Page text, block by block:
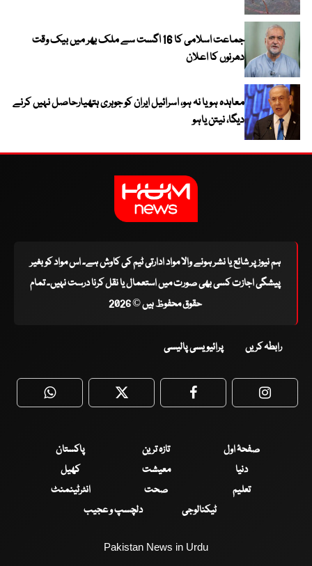
جماعت اسلامی کا 16 اگست سے ملک بھر میں بیک وقت
دھرنوں کا اعلان
معاہدہ ہو یا نہ ہو، اسرائیل ایران کو جوہری ہتھیارحاصل نہیں کرنے
دیگا، نیتن یاہو
ہم نیوز پر شائع یا نشر ہونے والا مواد ادارتی ٹیم کی کاوش ہے۔ اس مواد کو بغیر
پیشگی اجازت کسی بھی صورت میں استعمال یا نقل کرنا درست نہیں۔ تمام
حقوق محفوظ ہیں © 2026
رابطہ کریں پرائیویسی پالیسی
WhatsApp Twitter Facebook
صفحۂ اول تازہ ترین
پاکستان
دنیا
معیشت
کھیل
تعلیم
صحت
انٹرٹینمنٹ
ٹیکنالوجی
دلچسپ و عجیب
Pakistan News in Urdu